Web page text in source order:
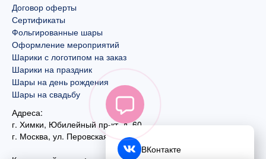
Договор оферты
Сертификаты
Фольгированные шары
Оформление мероприятий
Шарики с логотипом на заказ
Шарики на праздник
Шары на день рождения
Шары на свадьбу
Адреса:
г. Химки, Юбилейный пр-кт, д. 60
г. Москва, ул. Перовская, д. 59
ВКонтакте